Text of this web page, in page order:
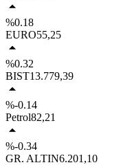
%0.18
EURO55,25
%0.32
BIST13.779,39
%-0.14
Petrol82,21
%-0.34
GR. ALTIN6.201,10